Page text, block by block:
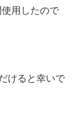
用したので
けると幸いで